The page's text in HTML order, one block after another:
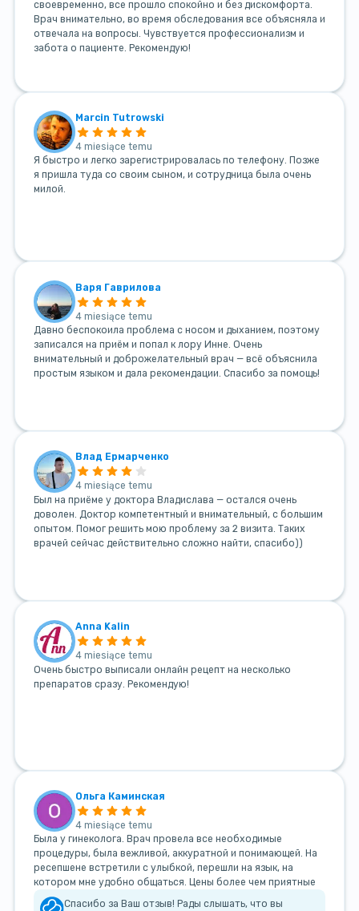
своевременно, все прошло спокойно и без дискомфорта.
Врач внимательно, во время обследования все объясняла и
отвечала на вопросы. Чувствуется профессионализм и
забота о пациенте. Рекомендую!
Marcin Tutrowski
4 miesiące temu
Я быстро и легко зарегистрировалась по телефону. Позже
я пришла туда со своим сыном, и сотрудница была очень
милой.
Варя Гаврилова
4 miesiące temu
Давно беспокоила проблема с носом и дыханием, поэтому
записался на приём и попал к лору Инне. Очень
внимательный и доброжелательный врач — всё объяснила
простым языком и дала рекомендации. Спасибо за помощь!
Влад Ермарченко
4 miesiące temu
Был на приёме у доктора Владислава — остался очень
доволен. Доктор компетентный и внимательный, с большим
опытом. Помог решить мою проблему за 2 визита. Таких
врачей сейчас действительно сложно найти, спасибо))
Anna Kalin
4 miesiące temu
Очень быстро выписали онлайн рецепт на несколько
препаратов сразу. Рекомендую!
Ольга Каминская
4 miesiące temu
Была у гинеколога. Врач провела все необходимые
процедуры, была вежливой, аккуратной и понимающей. На
ресепшене встретили с улыбкой, перешли на язык, на
котором мне удобно общаться. Цены более чем приятные
Спасибо за Ваш отзыв! Рады слышать, что вы